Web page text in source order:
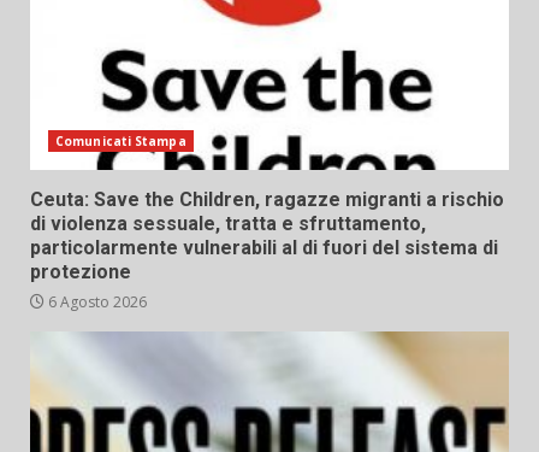
Comunicati Stampa
Ceuta: Save the Children, ragazze migranti a rischio
di violenza sessuale, tratta e sfruttamento,
particolarmente vulnerabili al di fuori del sistema di
protezione
6 Agosto 2026